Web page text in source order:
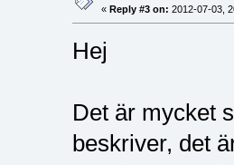
« Reply #3 on: 2012-07-03,
Hej
Det är mycket
beskriver, det